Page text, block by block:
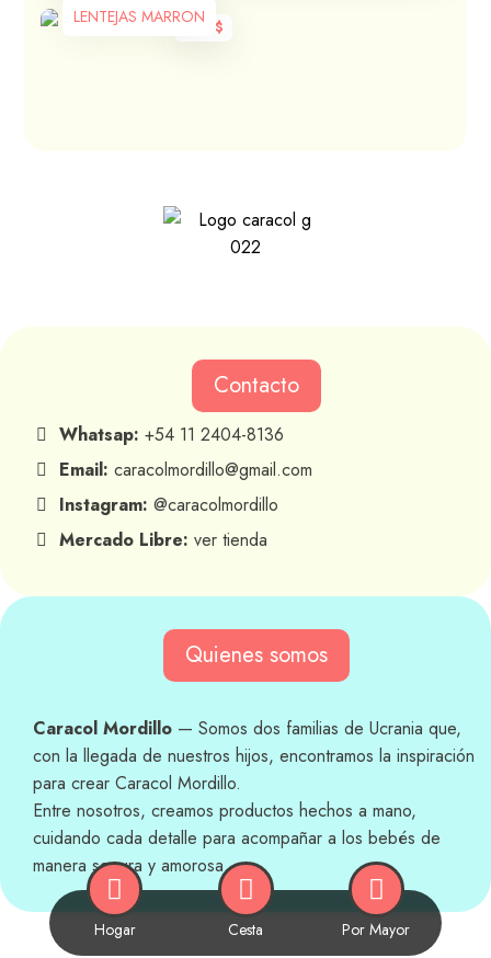
LENTEJAS MARRON
200 $
Quienes somos
Caracol Mordillo — Somos dos familias de Ucrania que,
con la llegada de nuestros hijos, encontramos la inspiración
para crear Caracol Mordillo.
Entre nosotros, creamos productos hechos a mano,
cuidando cada detalle para acompañar a los bebés de
manera segura y amorosa.
Contacto
Whatsap: +54 11 2404-8136
Email: caracolmordillo@gmail.com
Instagram: @caracolmordillo
Mercado Libre: ver tienda
Hogar Cesta Por Mayor